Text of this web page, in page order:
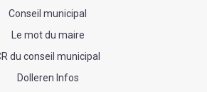
Conseil municipal
Le mot du maire
du conseil municipal
Dolleren Infos